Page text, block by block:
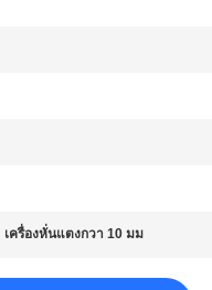
เครื่องหั่นแตงกวา 10 มม